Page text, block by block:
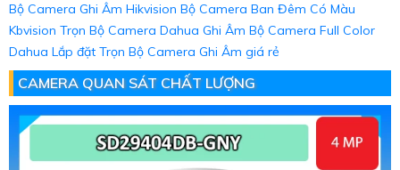
Bộ Camera Ghi Âm Hikvision Bộ Camera Ban Đêm Có Màu
Kbvision Trọn Bộ Camera Dahua Ghi Âm Bộ Camera Full Color
Dahua Lắp đặt Trọn Bộ Camera Ghi Âm giá rẻ
CAMERA QUAN SÁT CHẤT LƯỢNG